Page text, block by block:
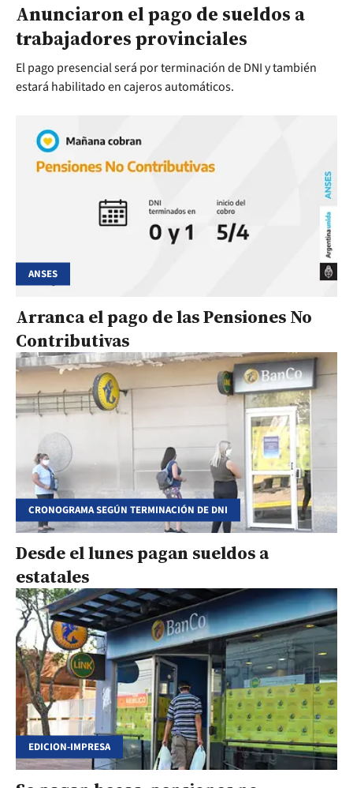
Anunciaron el pago de sueldos a
trabajadores provinciales
El pago presencial será por terminación de DNI y también
estará habilitado en cajeros automáticos.
ANSES
Arranca el pago de las Pensiones No
Contributivas
CRONOGRAMA SEGÚN TERMINACIÓN DE DNI
Desde el lunes pagan sueldos a
estatales
EDICION-IMPRESA